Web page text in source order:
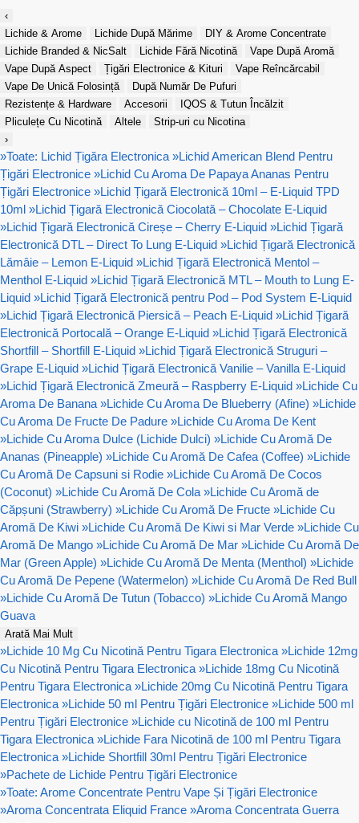
‹
Lichide & Arome
Lichide După Mărime
DIY & Arome Concentrate
Lichide Branded & NicSalt
Lichide Fără Nicotină
Vape După Aromă
Vape După Aspect
Țigări Electronice & Kituri
Vape Reîncărcabil
Vape De Unică Folosință
După Număr De Pufuri
Rezistențe & Hardware
Accesorii
IQOS & Tutun Încălzit
Pliculețe Cu Nicotină
Altele
Strip-uri cu Nicotina
›
»Toate: Lichid Țigăra Electronica »Lichid American Blend Pentru
Țigări Electronice »Lichid Cu Aroma De Papaya Ananas Pentru
Țigări Electronice »Lichid Țigară Electronică 10ml – E-Liquid TPD
10ml »Lichid Țigară Electronică Ciocolată – Chocolate E-Liquid
»Lichid Țigară Electronică Cireșe – Cherry E-Liquid »Lichid Țigară
Electronică DTL – Direct To Lung E-Liquid »Lichid Țigară Electronică
Lămâie – Lemon E-Liquid »Lichid Țigară Electronică Mentol –
Menthol E-Liquid »Lichid Țigară Electronică MTL – Mouth to Lung E-
Liquid »Lichid Țigară Electronică pentru Pod – Pod System E-Liquid
»Lichid Țigară Electronică Piersică – Peach E-Liquid »Lichid Țigară
Electronică Portocală – Orange E-Liquid »Lichid Țigară Electronică
Shortfill – Shortfill E-Liquid »Lichid Țigară Electronică Struguri –
Grape E-Liquid »Lichid Țigară Electronică Vanilie – Vanilla E-Liquid
»Lichid Țigară Electronică Zmeură – Raspberry E-Liquid »Lichide Cu
Aroma De Banana »Lichide Cu Aroma De Blueberry (Afine) »Lichide
Cu Aroma De Fructe De Padure »Lichide Cu Aroma De Kent
»Lichide Cu Aroma Dulce (Lichide Dulci) »Lichide Cu Aromă De
Ananas (Pineapple) »Lichide Cu Aromă De Cafea (Coffee) »Lichide
Cu Aromă De Capsuni si Rodie »Lichide Cu Aromă De Cocos
(Coconut) »Lichide Cu Aromă De Cola »Lichide Cu Aromă de
Căpșuni (Strawberry) »Lichide Cu Aromă De Fructe »Lichide Cu
Aromă De Kiwi »Lichide Cu Aromă De Kiwi si Mar Verde »Lichide Cu
Aromă De Mango »Lichide Cu Aromă De Mar »Lichide Cu Aromă De
Mar (Green Apple) »Lichide Cu Aromă De Menta (Menthol) »Lichide
Cu Aromă De Pepene (Watermelon) »Lichide Cu Aromă De Red Bull
»Lichide Cu Aromă De Tutun (Tobacco) »Lichide Cu Aromă Mango
Guava
Arată Mai Mult
»Lichide 10 Mg Cu Nicotină Pentru Tigara Electronica »Lichide 12mg
Cu Nicotină Pentru Tigara Electronica »Lichide 18mg Cu Nicotină
Pentru Tigara Electronica »Lichide 20mg Cu Nicotină Pentru Tigara
Electronica »Lichide 50 ml Pentru Țigări Electronice »Lichide 500 ml
Pentru Țigări Electronice »Lichide cu Nicotină de 100 ml Pentru
Tigara Electronica »Lichide Fara Nicotină de 100 ml Pentru Tigara
Electronica »Lichide Shortfill 30ml Pentru Țigări Electronice
»Pachete de Lichide Pentru Țigări Electronice
»Toate: Arome Concentrate Pentru Vape Și Țigări Electronice
»Aroma Concentrata Eliquid France »Aroma Concentrata Guerra